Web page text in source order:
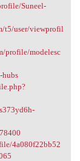
Suneel-
t5/user/viewprofil
profile/modelesc
4a080f22bb52